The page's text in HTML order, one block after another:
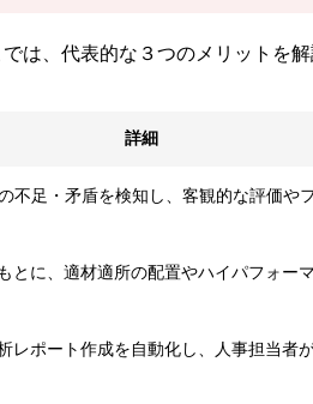
は、代表的な３つのメリットを解
詳細
不足・矛盾を検知し、客観的な評価や
とに、適材適所の配置やハイパフォー
レポート作成を自動化し、人事担当者